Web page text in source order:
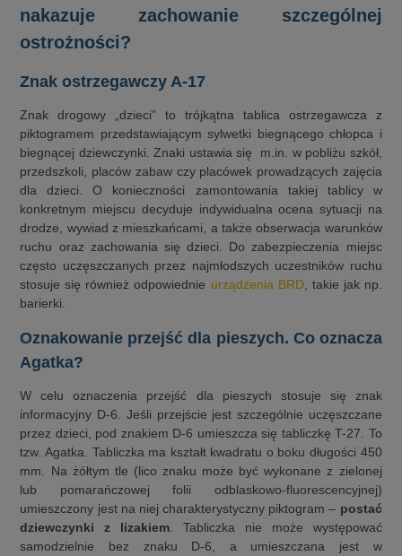
nakazuje zachowanie szczególnej
ostrożności?
Znak ostrzegawczy A-17
Znak drogowy „dzieci” to trójkątna tablica ostrzegawcza z
piktogramem przedstawiającym sylwetki biegnącego chłopca i
biegnącej dziewczynki. Znaki ustawia się m.in. w pobliżu szkół,
przedszkoli, placów zabaw czy placówek prowadzących zajęcia
dla dzieci. O konieczności zamontowania takiej tablicy w
konkretnym miejscu decyduje indywidualna ocena sytuacji na
drodze, wywiad z mieszkańcami, a także obserwacja warunków
ruchu oraz zachowania się dzieci. Do zabezpieczenia miejsc
często uczęszczanych przez najmłodszych uczestników ruchu
stosuje się również odpowiednie urządzenia BRD, takie jak np.
barierki.
Oznakowanie przejść dla pieszych. Co oznacza
Agatka?
W celu oznaczenia przejść dla pieszych stosuje się znak
informacyjny D-6. Jeśli przejście jest szczególnie uczęszczane
przez dzieci, pod znakiem D-6 umieszcza się tabliczkę T-27. To
tzw. Agatka. Tabliczka ma kształt kwadratu o boku długości 450
mm. Na żółtym tle (lico znaku może być wykonane z zielonej
lub pomarańczowej folii odblaskowo-fluorescencyjnej)
umieszczony jest na niej charakterystyczny piktogram – postać
dziewczynki z lizakiem . Tabliczka nie może występować
samodzielnie bez znaku D-6, a umieszczana jest w